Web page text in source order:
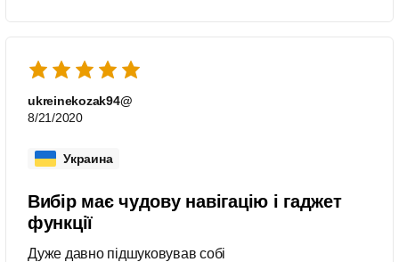
ukreinekozak94@
8/21/2020
Украина
Вибір має чудову навігацію і гаджет
функції
Дуже давно підшуковував собі